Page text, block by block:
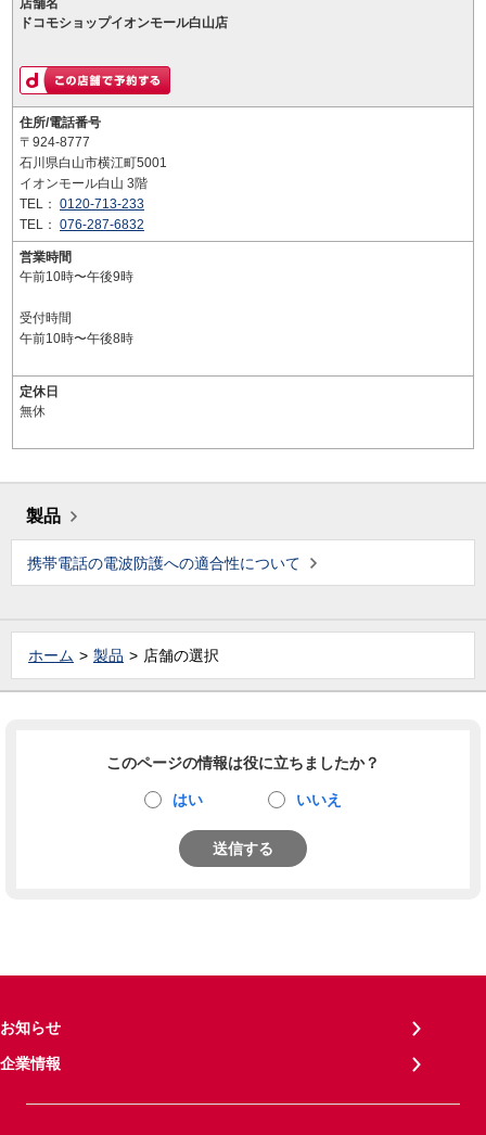
店舗名
ドコモショップイオンモール白山店
住所/電話番号
〒924-8777
石川県白山市横江町5001
イオンモール白山 3階
TEL： 0120-713-233
TEL： 076-287-6832
営業時間
午前10時〜午後9時
受付時間
午前10時〜午後8時
定休日
無休
製品
携帯電話の電波防護への適合性について
ホーム 製品 店舗の選択
このページの情報は役に立ちましたか？
はい いいえ
送信する
お知らせ
企業情報